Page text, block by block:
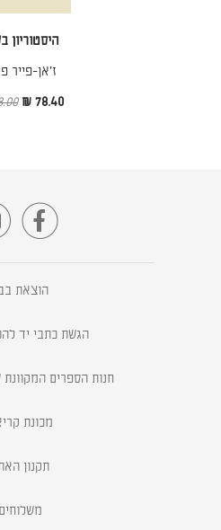
היסטוריון
ז׳אן-פייר
78.40 ₪
₪

הוצאת
הגשת כתבי יד
חנות הספרים
מכונת
תקנון
משלוחים